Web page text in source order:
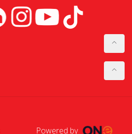
Powered by